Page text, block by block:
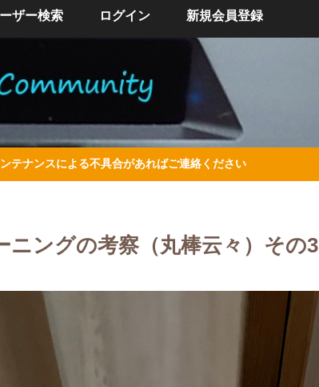
ザー検索 ログイン 新規会員登録
テナンスによる不具合があればご連絡ください
ニングの考察（丸棒云々）その3